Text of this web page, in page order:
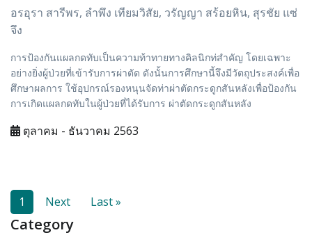
อรอุรา สารีพร, ลำพึง เทียมวิสัย, วรัญญา สร้อยหิน, สุรชัย แซ่
จึง
การป้องกันแผลกดทับเป็นความท้าทายทางคิลนิกท่สำคัญ โดยเฉพาะ
อย่างยิ่งผู้ป่วยที่เข้ารับการผ่าตัด ดังนั้นการศึกษานี้จึงมีวัตถุประสงค์เพื่อ
ศึกษาผลการ ใช้อุปกรณ์รองหนุนจัดท่าผ่าตัดกระดูกสันหลังเพื่อป้องกัน
การเกิดแผลกดทับในผู้ป่วยที่ได้รับการ ผ่าตัดกระดูกสันหลัง
ตุลาคม - ธันวาคม 2563
1 Next Last »
Category